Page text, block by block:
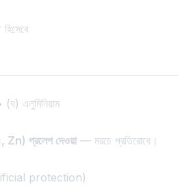
এলুমিনিয়াম
প্রলেপ দেওয়া— মরচে প্রতিরোধে।
protection)